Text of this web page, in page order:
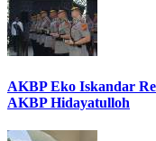
AKBP Eko Iskandar
AKBP Hidayatulloh